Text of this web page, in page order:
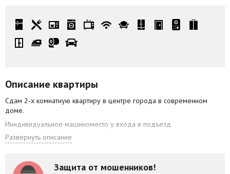
Описание квартиры
Сдам 2-х комнатную квартиру в центре города в современном
доме.
Инидивидуальное машиноместо у входа в подъезд.
Охраняемая территория с видеонаблюдением.
Сигнализация.
Развернуть описание
Защита от мошенников!